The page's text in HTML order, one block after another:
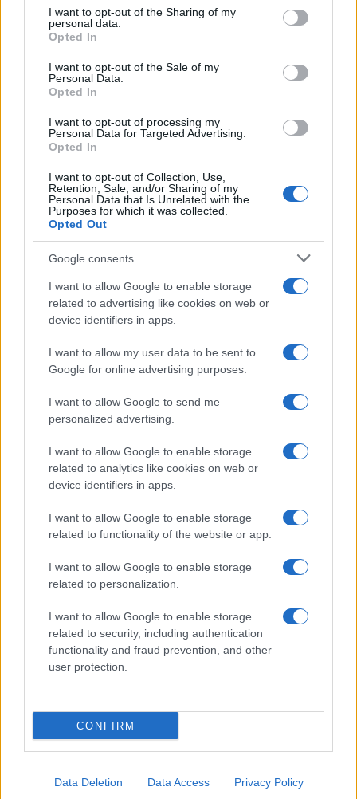
disclose it to other third parties.
Please note that this website/app uses one or more Google
services and may gather and store information including but
not limited to your visit or usage behaviour. You may click to
grant or deny consent to Google and its third-party tags to
consent section.
I want to opt-out of the Sharing of my
personal data.
Opted In
I want to opt-out of the Sale of my
Personal Data.
Opted In
I want to opt-out of processing my
Personal Data for Targeted Advertising.
Opted In
I want to opt-out of Collection, Use,
Retention, Sale, and/or Sharing of my
Personal Data that Is Unrelated with the
Purposes for which it was collected.
Opted Out
Google consents
I want to allow Google to enable storage
related to advertising like cookies on web or
device identifiers in apps.
I want to allow my user data to be sent to
Google for online advertising purposes.
I want to allow Google to send me
personalized advertising.
I want to allow Google to enable storage
related to analytics like cookies on web or
device identifiers in apps.
I want to allow Google to enable storage
related to functionality of the website or app.
I want to allow Google to enable storage
related to personalization.
I want to allow Google to enable storage
related to security, including authentication
functionality and fraud prevention, and other
user protection.
CONFIRM
Data Deletion Data Access Privacy Policy